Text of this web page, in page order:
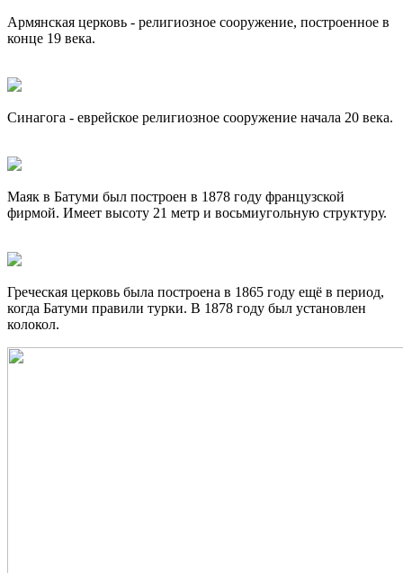
Армянская церковь - религиозное сооружение, построенное в
конце 19 века.
Синагога - еврейское религиозное сооружение начала 20 века.
Маяк в Батуми был построен в 1878 году французской
фирмой. Имеет высоту 21 метр и восьмиугольную структуру.
Греческая церковь была построена в 1865 году ещё в период,
когда Батуми правили турки. В 1878 году был установлен
колокол.